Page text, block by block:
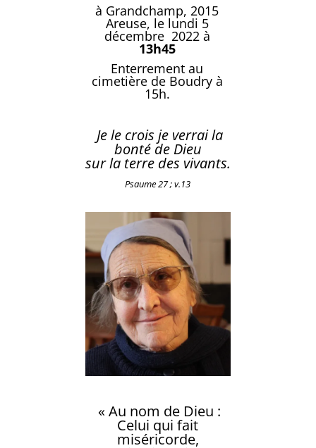
à Grandchamp, 2015
Areuse, le lundi 5
décembre 2022 à
13h45
Enterrement au
cimetière de Boudry à
15h.
Je le crois je verrai la
bonté de Dieu
sur la terre des vivants.
Psaume 27 ; v.13
« Au nom de Dieu :
Celui qui fait
miséricorde,